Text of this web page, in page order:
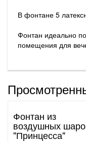
В фонтане 5
Фонтан идеально
помещения для
Фонтан из
воздушных
"Принцесса"